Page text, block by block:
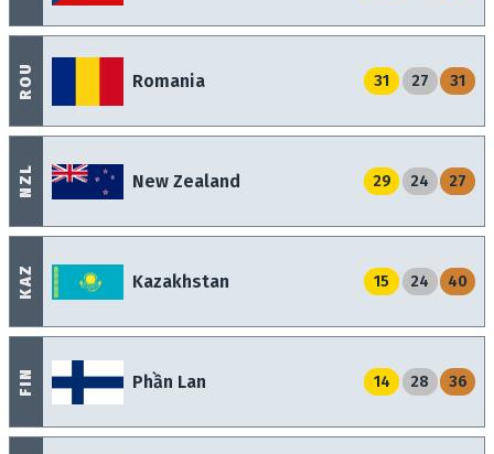
FIN Phần Lan 14 28 36
KAZ Kazakhstan 15 24 40
NZL New Zealand 29 24 27
ROU Romania 31 27 31